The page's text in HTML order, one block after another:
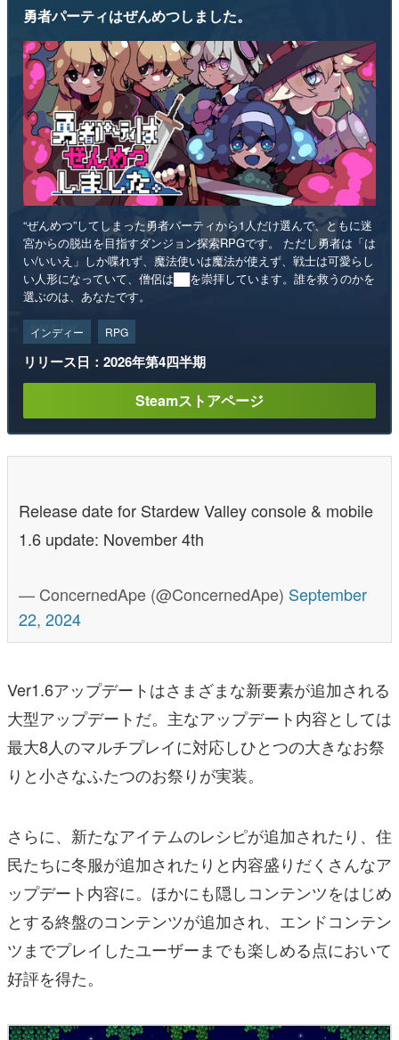
勇者パーティはぜんめつしました。
“ぜんめつ”してしまった勇者パーティから1人だけ選んで、ともに迷
宮からの脱出を目指すダンジョン探索RPGです。 ただし勇者は「は
い/いいえ」しか喋れず、魔法使いは魔法が使えず、戦士は可愛らし
い人形になっていて、僧侶は██を崇拝しています。誰を救うのかを
選ぶのは、あなたです。
インディー RPG
リリース日：2026年第4四半期
Steamストアページ
Release date for Stardew Valley console & mobile
1.6 update: November 4th
— ConcernedApe (@ConcernedApe) September
22, 2024
Ver1.6アップデートはさまざまな新要素が追加される
大型アップデートだ。主なアップデート内容としては
最大8人のマルチプレイに対応しひとつの大きなお祭
りと小さなふたつのお祭りが実装。
さらに、新たなアイテムのレシピが追加されたり、住
民たちに冬服が追加されたりと内容盛りだくさんなア
ップデート内容に。ほかにも隠しコンテンツをはじめ
とする終盤のコンテンツが追加され、エンドコンテン
ツまでプレイしたユーザーまでも楽しめる点において
好評を得た。